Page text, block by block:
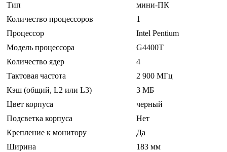
Тип
мини-ПК
Количество процессоров
1
Процессор
Intel Pentium
Модель процессора
G4400T
Количество ядер
4
Тактовая частота
2 900 МГц
Кэш (общий, L2 или L3)
3 МБ
Цвет корпуса
черный
Подсветка корпуса
Нет
Крепление к монитору
Да
Ширина
183 мм